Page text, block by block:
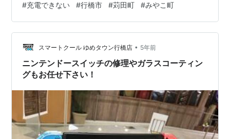
マスクしなきゃだし… 汗もかくからマスクが顔に張り付
いて…(ノД`)・゜・。 息が苦しいですよね…💦 でも、コ
ロナ対策だから仕方ないですよね！！ 熱中症対策もしっ
かりして…
#充電できない #行橋市 #苅田町 #みやこ町
スマートクール ゆめタウン行橋店 • 5年前
ニンテンドースイッチの修理やガラスコーティン
グもお任せ下さい！